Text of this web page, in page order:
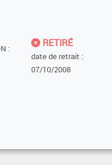
:
RETIRÉ
date de retrait :
07/10/2008